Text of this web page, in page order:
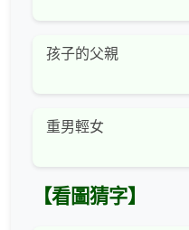
孩子的父親
重男輕女
【看圖猜字】